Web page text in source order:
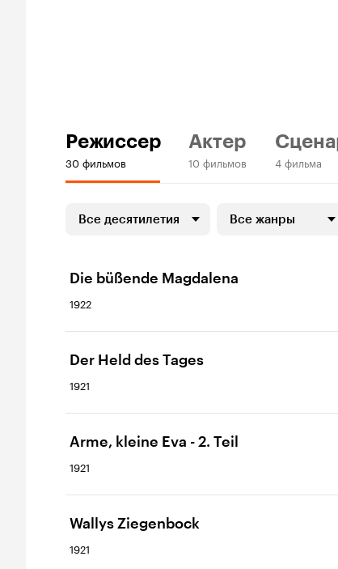
Режиссер
30 фильмов
Актер
10 фильмов 4 фильма
Все десятилетия Все жанры
Die büßende Magdalena
1922
Der Held des Tages
1921
Arme, kleine Eva - 2. Teil
1921
Wallys Ziegenbock
1921